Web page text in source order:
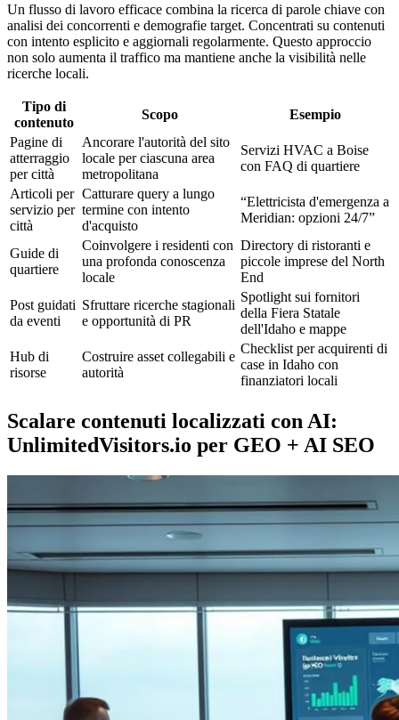
Un flusso di lavoro efficace combina la ricerca di parole chiave con
analisi dei concorrenti e demografie target. Concentrati su contenuti
con intento esplicito e aggiornali regolarmente. Questo approccio
non solo aumenta il traffico ma mantiene anche la visibilità nelle
ricerche locali.
Tipo di
contenuto
Scopo
Esempio
Pagine di
atterraggio
per città
Ancorare l'autorità del sito
locale per ciascuna area
metropolitana
Servizi HVAC a Boise
con FAQ di quartiere
Articoli per
servizio per
città
Catturare query a lungo
termine con intento
d'acquisto
“Elettricista d'emergenza a
Meridian: opzioni 24/7”
Guide di
quartiere
Coinvolgere i residenti con
una profonda conoscenza
locale
Directory di ristoranti e
piccole imprese del North
End
Post guidati
da eventi
Sfruttare ricerche stagionali
e opportunità di PR
Spotlight sui fornitori
della Fiera Statale
dell'Idaho e mappe
Hub di
risorse
Costruire asset collegabili e
autorità
Checklist per acquirenti di
case in Idaho con
finanziatori locali
Scalare contenuti localizzati con AI:
UnlimitedVisitors.io per GEO + AI SEO